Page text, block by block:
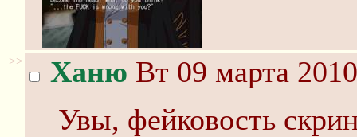
>> Ханю Вт 09 марта
Увы, фейковость